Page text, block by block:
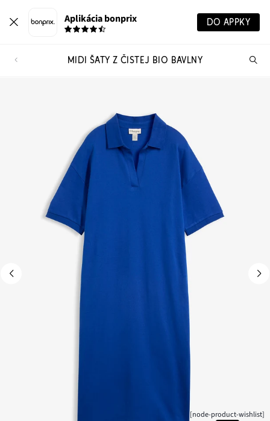
Aplikácia bonprix DO APPKY
MIDI ŠATY Z ČISTEJ BIO BAVLNY
[node-product-wishlist]